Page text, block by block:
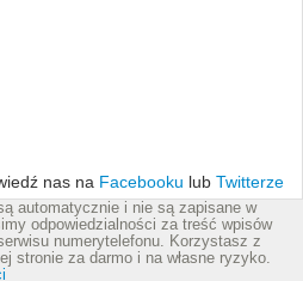
nas na Facebooku lub Twitterze
automatycznie i nie są zapisane w
odpowiedzialności za treść wpisów
numerytelefonu. Korzystasz z
stronie za darmo i na własne ryzyko.